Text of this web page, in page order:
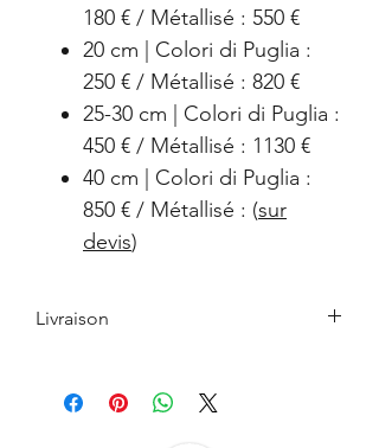
180 € / Métallisé : 550 €
20 cm | Colori di Puglia :
250 € / Métallisé : 820 €
25-30 cm | Colori di Puglia :
450 € / Métallisé : 1130 €
40 cm | Colori di Puglia :
850 € / Métallisé : (sur
devis)
Livraison
Les Produits commandés seront livrés à
l’adresse indiquée par l’Acheteur lors de